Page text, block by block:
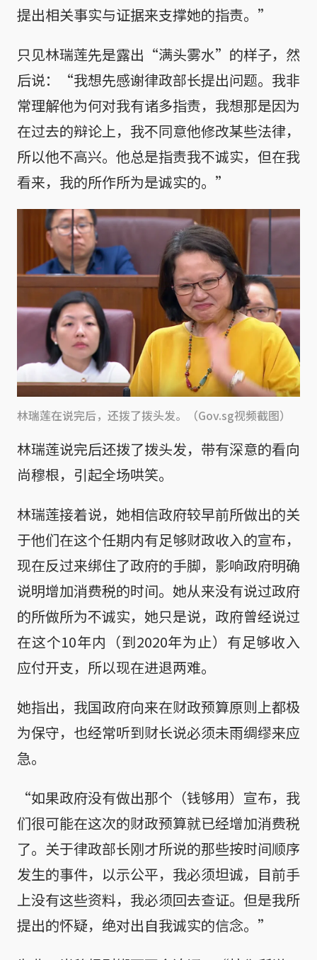
提出相关事实与证据来支撑她的指责。”
只见林瑞莲先是露出“满头雾水”的样子，然
后说：“我想先感谢律政部长提出问题。我非
常理解他为何对我有诸多指责，我想那是因为
在过去的辩论上，我不同意他修改某些法律，
所以他不高兴。他总是指责我不诚实，但在我
看来，我的所作所为是诚实的。”
林瑞莲在说完后，还拨了拨头发。（Gov.sg视频截图）
林瑞莲说完后还拨了拨头发，带有深意的看向
尚穆根，引起全场哄笑。
林瑞莲接着说，她相信政府较早前所做出的关
于他们在这个任期内有足够财政收入的宣布，
现在反过来绑住了政府的手脚，影响政府明确
说明增加消费税的时间。她从来没有说过政府
的所做所为不诚实，她只是说，政府曾经说过
在这个10年内（到2020年为止）有足够收入
应付开支，所以现在进退两难。
她指出，我国政府向来在财政预算原则上都极
为保守，也经常听到财长说必须未雨绸缪来应
急。
“如果政府没有做出那个（钱够用）宣布，我
们很可能在这次的财政预算就已经增加消费税
了。关于律政部长刚才所说的那些按时间顺序
发生的事件，以示公平，我必须坦诚，目前手
上没有这些资料，我必须回去查证。但是我所
提出的怀疑，绝对出自我诚实的信念。”